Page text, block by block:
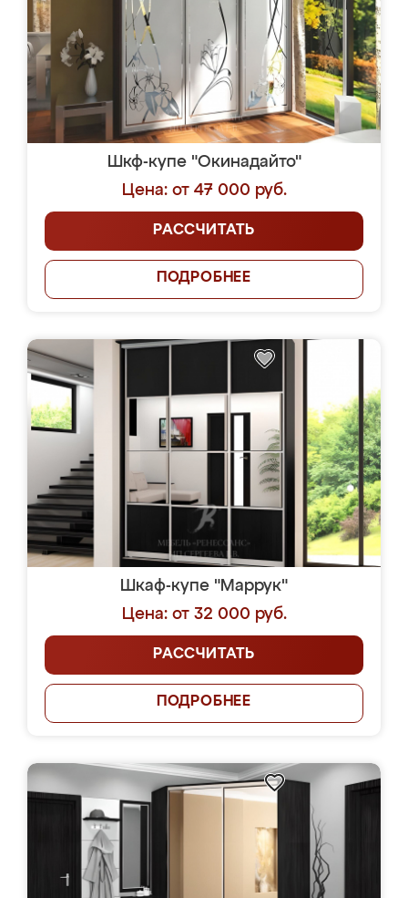
Шкф-купе "Окинадайто"
Цена: от 47 000 руб.
РАССЧИТАТЬ
ПОДРОБНЕЕ
Шкаф-купе "Маррук"
Цена: от 32 000 руб.
РАССЧИТАТЬ
ПОДРОБНЕЕ